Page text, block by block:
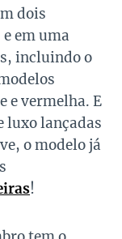
dois
em uma
incluindo o
e vermelha. E
luxo lançadas
o modelo já
!